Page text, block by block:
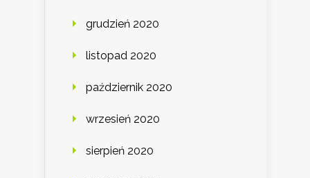
grudzień 2020
listopad 2020
październik 2020
wrzesień 2020
sierpień 2020